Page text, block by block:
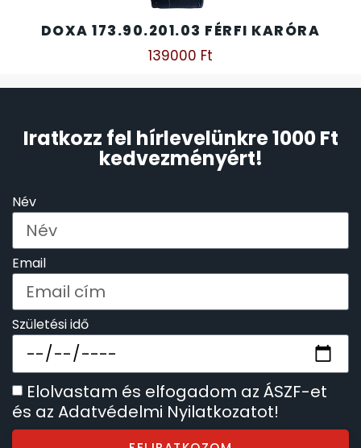
DOXA 173.90.201.03 FÉRFI KARÓRA
139000 Ft
Iratkozz fel hírlevelünkre 1000 Ft
kedvezményért!
Név
Email
Születési idő
Elolvastam és elfogadom az ÁSZF-et
és az Adatvédelmi Nyilatkozatot!